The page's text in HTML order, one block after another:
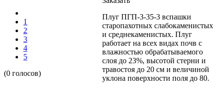
1
2
3
4
5
(0 голосов)
Плуг ПГП-3-35-3 вспашки
старопахотных слабокаменистых
и среднекаменистых. Плуг
работает на всех видах почв с
влажностью обрабатываемого
слоя до 23%, высотой стерни и
травостоя до 20 см и величиной
уклона поверхности поля до 80.